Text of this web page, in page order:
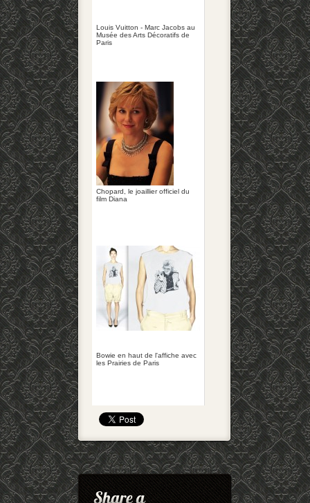
Louis Vuitton - Marc Jacobs au
Musée des Arts Décoratifs de
Paris
Chopard, le joaillier officiel du
film Diana
Bowie en haut de l'affiche avec
les Prairies de Paris